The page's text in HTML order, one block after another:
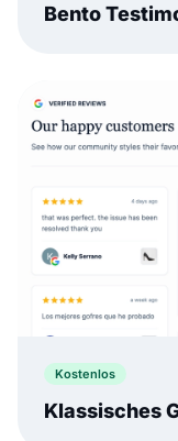
Bento
Kostenlos
Klassisches